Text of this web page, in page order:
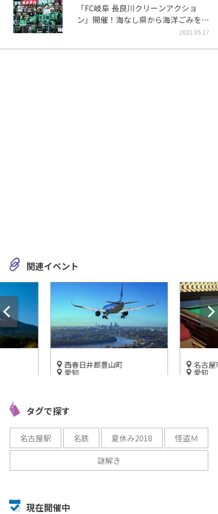
「FC岐阜 長良川クリーンアクショ
ン」開催！海なし県から海洋ごみをな
2021.05.17
関連イベント
場！
西春日井郡豊山町
愛知
ュージアム」
名古屋
愛知
タグで探す
名古屋駅 名鉄 夏休み2018
怪盗Ｍ
謎解き
現在開催中